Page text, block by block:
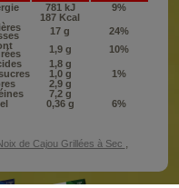
781 kJ
9%
187 Kcal
17 g
24%
1,9 g
10%
1,8 g
1,0 g
1%
2,9 g
7,2 g
0,36 g 6%
de Cajou Grillées à Sec